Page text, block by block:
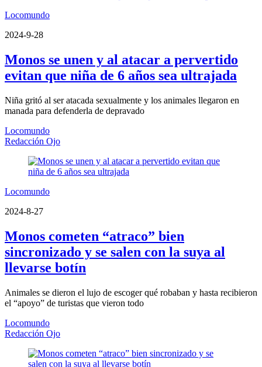
Locomundo
2024-9-28
Monos se unen y al atacar a pervertido
evitan que niña de 6 años sea ultrajada
Niña gritó al ser atacada sexualmente y los animales llegaron en
manada para defenderla de depravado
Locomundo
Redacción Ojo
Locomundo
2024-8-27
Monos cometen “atraco” bien
sincronizado y se salen con la suya al
llevarse botín
Animales se dieron el lujo de escoger qué robaban y hasta recibieron
el “apoyo” de turistas que vieron todo
Locomundo
Redacción Ojo